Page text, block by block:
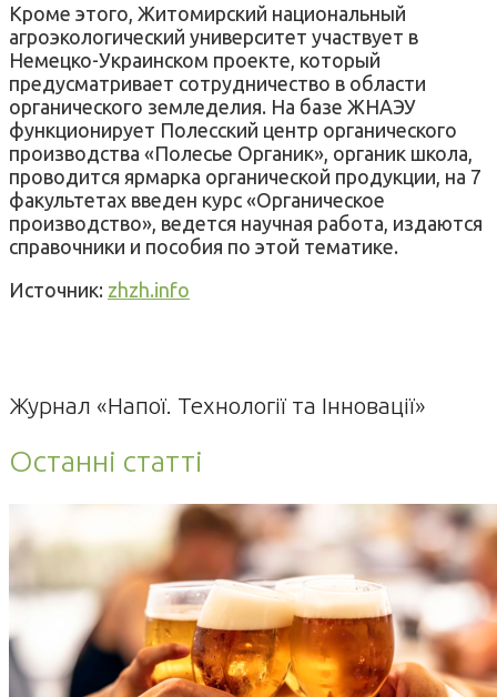
Кроме этого, Житомирский национальный
агроэкологический университет участвует в
Немецко-Украинском проекте, который
предусматривает сотрудничество в области
органического земледелия. На базе ЖНАЭУ
функционирует Полесский центр органического
производства «Полесье Органик», органик школа,
проводится ярмарка органической продукции, на 7
факультетах введен курс «Органическое
производство», ведется научная работа, издаются
справочники и пособия по этой тематике.
Источник: zhzh.info
Журнал «Напої. Технології та Інновації»
Останні статті